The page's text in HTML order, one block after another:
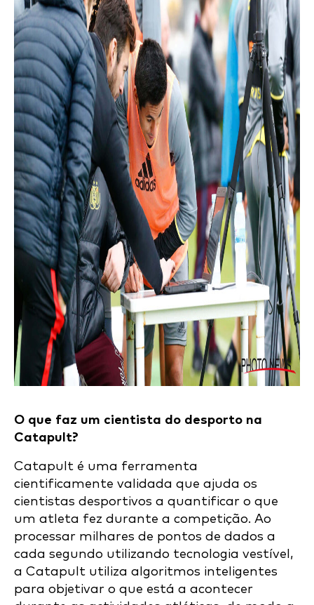
O que faz um cientista do desporto na
Catapult?
Catapult é uma ferramenta
cientificamente validada que ajuda os
cientistas desportivos a quantificar o que
um atleta fez durante a competição. Ao
processar milhares de pontos de dados a
cada segundo utilizando tecnologia vestível,
a Catapult utiliza algoritmos inteligentes
para objetivar o que está a acontecer